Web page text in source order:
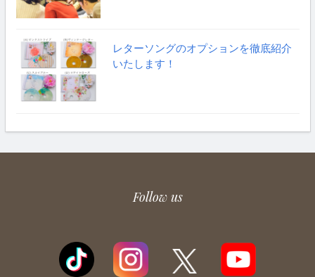
レターソングのオプションを徹底紹介
いたします！
Follow us